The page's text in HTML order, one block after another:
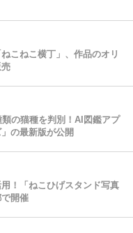
こねこ横丁」、作品のオリ
の猫種を判別！AI図鑑アプ
の最新版が公開
！「ねこひげスタンド写真
開催